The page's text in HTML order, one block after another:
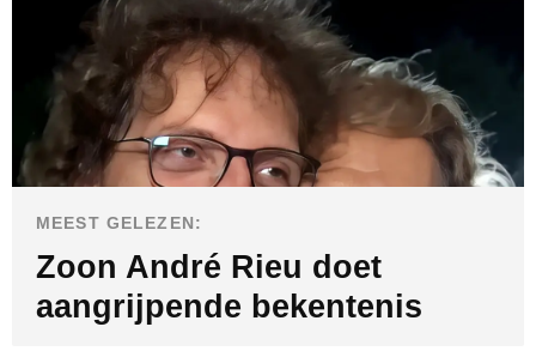
MEEST GELEZEN:
Zoon André Rieu doet
aangrijpende bekentenis